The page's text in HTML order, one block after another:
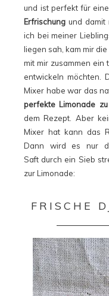
und ist perfekt für
Erfrischung und damit
ich bei meiner
liegen sah, kam mir
mit mir zusammen ein
entwickeln möchten.
Mixer habe war das
perfekte Limonade
dem Rezept. Aber
Mixer hat kann das
Dann wird es nur
Saft durch ein Sieb
zur Limonade:
FRISCHE